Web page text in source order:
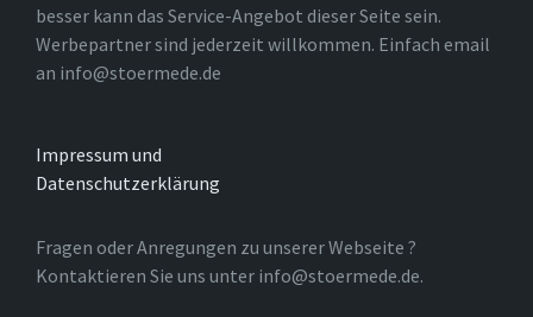
besser kann das Service-Angebot dieser Seite sein.
Werbepartner sind jederzeit willkommen. Einfach email
an info@stoermede.de
Impressum und
Datenschutzerklärung
Fragen oder Anregungen zu unserer Webseite ?
Kontaktieren Sie uns unter info@stoermede.de.